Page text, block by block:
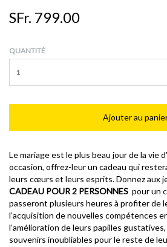
SFr. 799.00
QUANTITÉ
Le mariage est le plus beau jour de la vie
occasion, offrez-leur un cadeau qui
leurs cœurs et leurs esprits. Donnez aux
CADEAU POUR 2 PERSONNES pour un
passeront plusieurs heures à profiter de
l’acquisition de nouvelles compétences
l’amélioration de leurs papilles
souvenirs inoubliables pour le reste de